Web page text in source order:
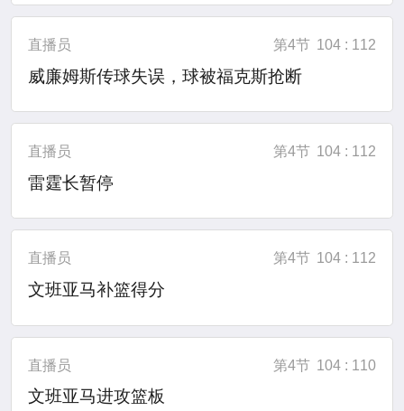
直播员 第4节 104 : 112
威廉姆斯传球失误，球被福克斯抢断
直播员 第4节 104 : 112
雷霆长暂停
直播员 第4节 104 : 112
文班亚马补篮得分
直播员 第4节 104 : 110
文班亚马进攻篮板